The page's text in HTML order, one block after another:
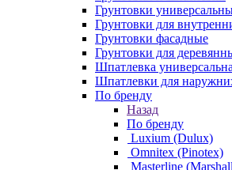
Грунтовки
Грунтовки для
Грунтовки фасадные
Грунтовки для
Шпатлевка
Шпатлевки для
По бренду
Назад
По бренду
Luxium (Dulux)
Omnitex (Pinotex)
Masterline